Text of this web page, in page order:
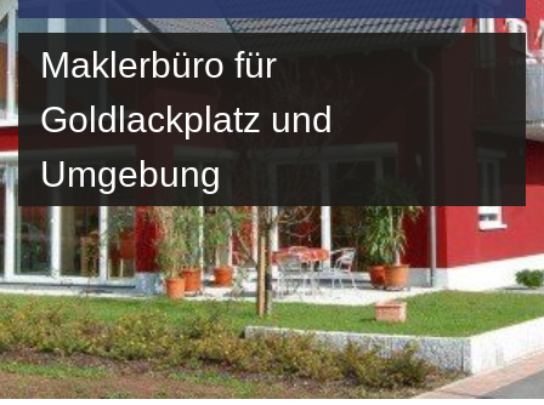
Maklerbüro für
Goldlackplatz und
Umgebung